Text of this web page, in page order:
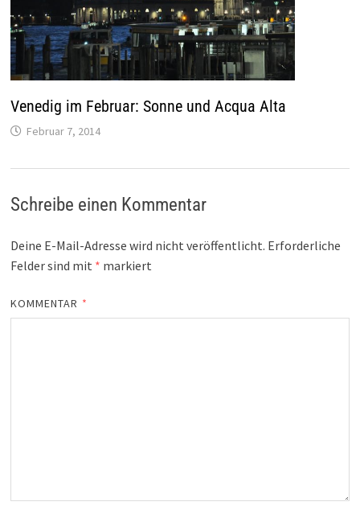
Venedig im Februar: Sonne und Acqua Alta
Februar 7, 2014
Schreibe einen Kommentar
Deine E-Mail-Adresse wird nicht veröffentlicht. Erforderliche
Felder sind mit * markiert
KOMMENTAR *